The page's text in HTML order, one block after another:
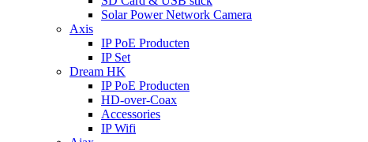
Solar Power Network Camera
Axis
IP PoE Producten
IP Set
Dream HK
IP PoE Producten
HD-over-Coax
Accessories
IP Wifi